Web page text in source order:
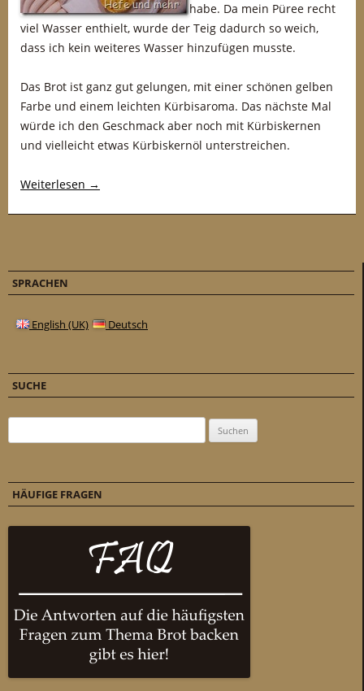
habe. Da mein Püree recht
viel Wasser enthielt, wurde der Teig dadurch so weich,
dass ich kein weiteres Wasser hinzufügen musste.
Das Brot ist ganz gut gelungen, mit einer schönen gelben
Farbe und einem leichten Kürbisaroma. Das nächste Mal
würde ich den Geschmack aber noch mit Kürbiskernen
und vielleicht etwas Kürbiskernöl unterstreichen.
Weiterlesen →
SPRACHEN
English (UK) Deutsch
SUCHE
HÄUFIGE FRAGEN